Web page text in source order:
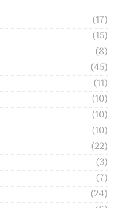
(17)
(15)
(8)
(45)
(11)
(10)
(10)
(10)
(22)
(3)
(7)
(24)